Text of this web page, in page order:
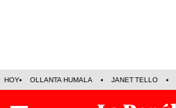
HOY OLLANTA HUMALA JANET TELLO